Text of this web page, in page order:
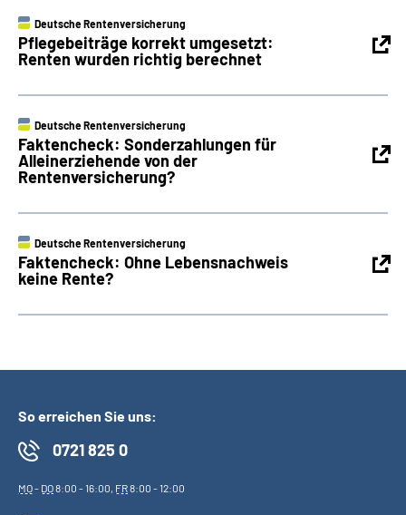
Deutsche Rentenversicherung
Pflegebeiträge korrekt umgesetzt:
Renten wurden richtig berechnet
Deutsche Rentenversicherung
Faktencheck: Sonderzahlungen für
Alleinerziehende von der
Rentenversicherung?
Deutsche Rentenversicherung
Faktencheck: Ohne Lebensnachweis
keine Rente?
So erreichen Sie uns:
0721 825 0
MO- DO8:00 - 16:00, FR8:00 - 12:00